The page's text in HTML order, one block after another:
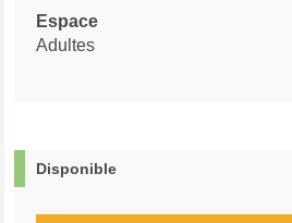
Espace
Adultes
Disponible